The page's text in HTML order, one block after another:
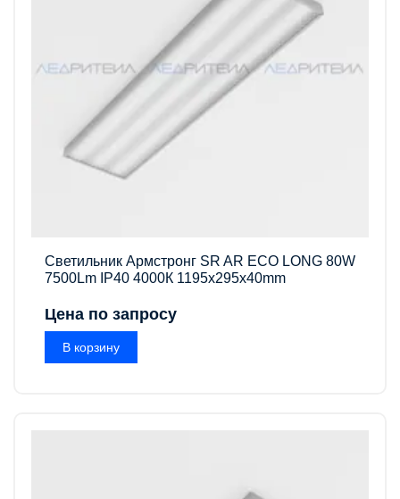
Светильник Армстронг SR AR ECO LONG 80W
7500Lm IP40 4000К 1195x295x40mm
Цена по запросу
В корзину